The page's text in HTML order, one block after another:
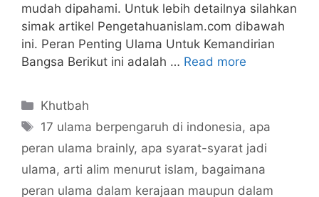
mudah dipahami. Untuk lebih detailnya silahkan
simak artikel Pengetahuanislam.com dibawah
ini. Peran Penting Ulama Untuk Kemandirian
Bangsa Berikut ini adalah … Read more
Categories
Khutbah
Tags
17 ulama berpengaruh di indonesia, apa
peran ulama brainly, apa syarat-syarat jadi
ulama, arti alim menurut islam, bagaimana
peran ulama dalam kerajaan maupun dalam